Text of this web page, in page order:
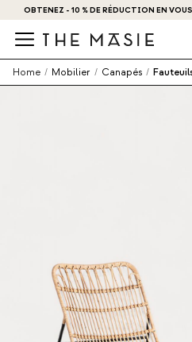
OBTENEZ - 10 % DE RÉDUCTION EN
Home / Mobilier / Canapés /